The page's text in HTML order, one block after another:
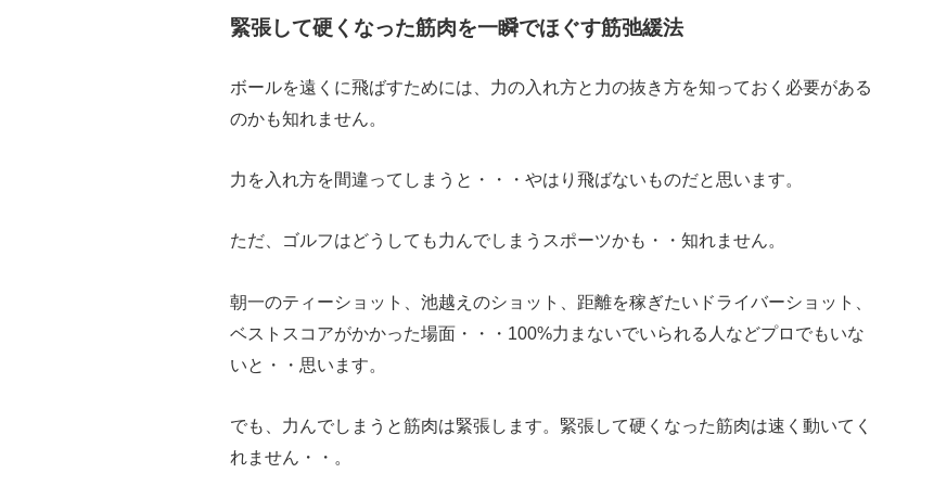
緊張して硬くなった筋肉を一瞬でほぐす筋弛緩法
ボールを遠くに飛ばすためには、力の入れ方と力の抜き方を知っておく必要がある
のかも知れません。
力を入れ方を間違ってしまうと・・・やはり飛ばないものだと思います。
ただ、ゴルフはどうしても力んでしまうスポーツかも・・知れません。
朝一のティーショット、池越えのショット、距離を稼ぎたいドライバーショット、
ベストスコアがかかった場面・・・100%力まないでいられる人などプロでもいな
いと・・思います。
でも、力んでしまうと筋肉は緊張します。緊張して硬くなった筋肉は速く動いてく
れません・・。